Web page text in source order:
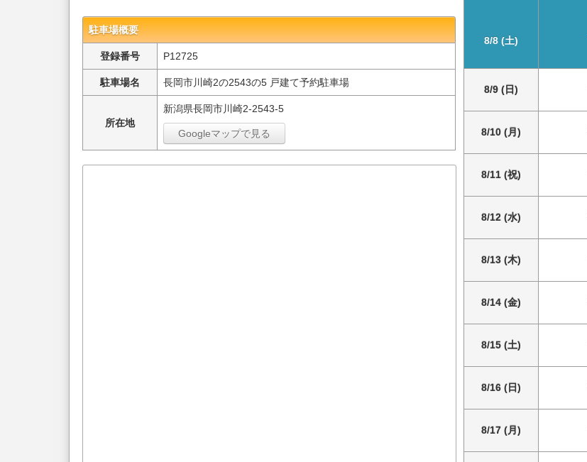
駐車場概要
登録番号 P12725
駐車場名 長岡市川崎2の2543の5 戸建て予約駐車場
所在地
新潟県長岡市川崎2-2543-5
Googleマップで見る
8/8 (土)
8/9 (日)
8/10 (月)
8/11 (祝)
8/12 (水)
8/13 (木)
8/14 (金)
8/15 (土)
8/16 (日)
8/17 (月)